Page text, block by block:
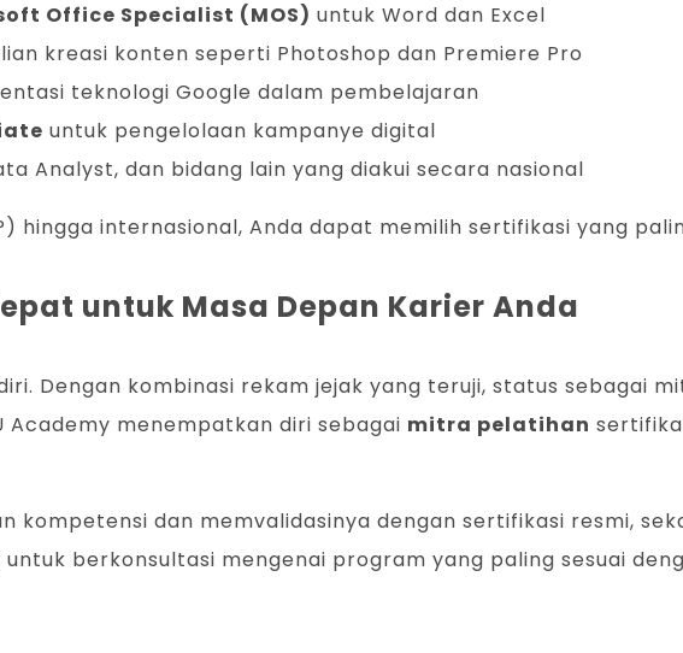
Office Specialist (MOS) untuk Word dan Excel
kreasi konten seperti Photoshop dan Premiere Pro
teknologi Google dalam pembelajaran
untuk pengelolaan kampanye digital
Analyst, dan bidang lain yang diakui secara nasional
hingga internasional, Anda dapat memilih sertifikasi yang
untuk Masa Depan Karier Anda
Dengan kombinasi rekam jejak yang teruji, status sebagai
Academy menempatkan diri sebagai mitra pelatihan
kompetensi dan memvalidasinya dengan sertifikasi resmi,
berkonsultasi mengenai program yang paling sesuai